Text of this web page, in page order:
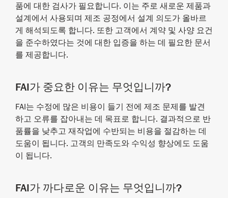
품에 대한 검사가 필요합니다. 이는 주로 새로운 제품과
설계에서 사용되며 제조 공정에서 설계 의도가 올바르
게 해석되도록 합니다. 또한 고객에서 계약 및 사양 요건
을 준수하였다는 것에 대한 입증을 하는 데 필요한 문서
를 제공합니다.
FAI가 중요한 이유는 무엇입니까?
FAI는 수정에 많은 비용이 들기 전에 제조 문제를 발견
하고 오류를 잡아내는 데 목표로 합니다. 결과적으로 반
품률을 낮추고 재작업에 수반되는 비용을 절감하는 데
도움이 됩니다. 고객의 만족도와 수익성 향상에도 도움
이 됩니다.
FAI가 까다로운 이유는 무엇입니까?